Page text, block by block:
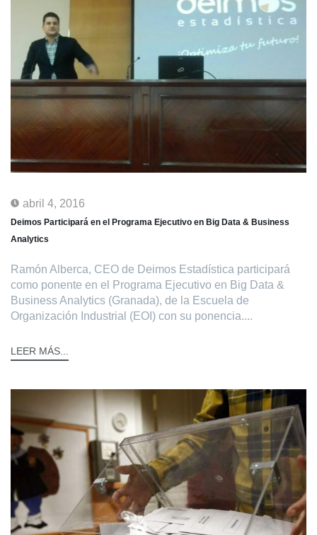
abril 4, 2016
Deimos Participará en el Programa Ejecutivo en Big Data & Business
Analytics
Ramón Alberca, CEO de Deimos Estadística participará
como ponente en el Programa Ejecutivo en Big Data &
Business Analytics (Granada), de la Escuela de
Organización Industrial (EOI) con su ponencia....
LEER MÁS...